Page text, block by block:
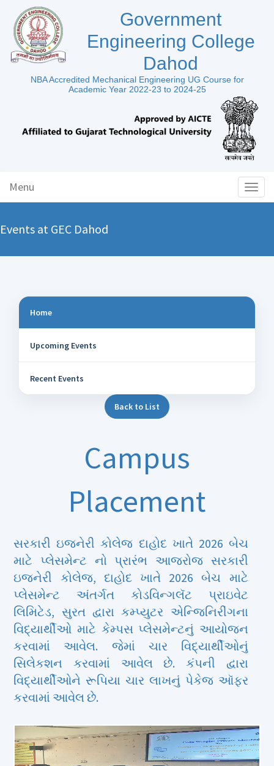
Government
Engineering College
Dahod
NBA Accredited Mechanical Engineering UG Course for
Academic Year 2022-23 to 2024-25
Menu
Events at GEC Dahod
Home
Upcoming Events
Recent Events
Back to List
Campus
Placement
સરકારી ઇજનેરી કોલેજ દાહોદ ખાતે 2026 બેચ
માટે પ્લેસમેન્ટ નો પ્રારંભ આજરોજ સરકારી
ઇજનેરી કોલેજ, દાહોદ ખાતે 2026 બેચ માટે
પ્લેસમેન્ટ અંતર્ગત કોડવિન્ગલૅટ પ્રાઇવેટ
લિમિટેડ, સુરત દ્વારા કમ્પ્યુટર એન્જિનિરીંગના
વિદ્યાર્થીઓ માટે કેમ્પસ પ્લેસમેન્ટનું આયોજન
કરવામાં આવેલ. જેમાં ચાર વિદ્યાર્થીઓનું
સિલેકશન કરવામાં આવેલ છે. કંપની દ્વારા
વિદ્યાર્થીઓને રૂપિયા ચાર લાખનું પેકેજ ઑફર
કરવામાં આવેલ છે.